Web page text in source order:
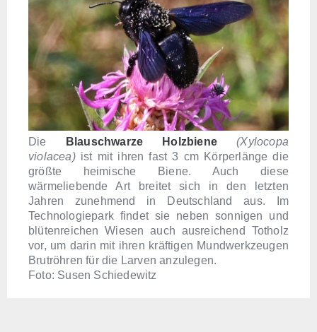
Die Blauschwarze Holzbiene
(Xylocopa
violacea)ist mit ihren fast 3 cm Körperlänge die
größte heimische Biene. Auch diese
wärmeliebende Art breitet sich in den letzten
Jahren zunehmend in Deutschland aus. Im
Technologiepark findet sie neben sonnigen und
blütenreichen Wiesen auch ausreichend Totholz
vor, um darin mit ihren kräftigen Mundwerkzeugen
Brutröhren für die Larven anzulegen.
Foto: Susen Schiedewitz